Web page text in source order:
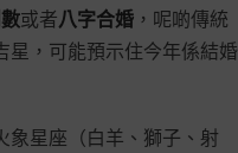
或者八字合婚 ，呢啲傳統
星，可能預示住今年係結婚
星座（白羊、獅子、射